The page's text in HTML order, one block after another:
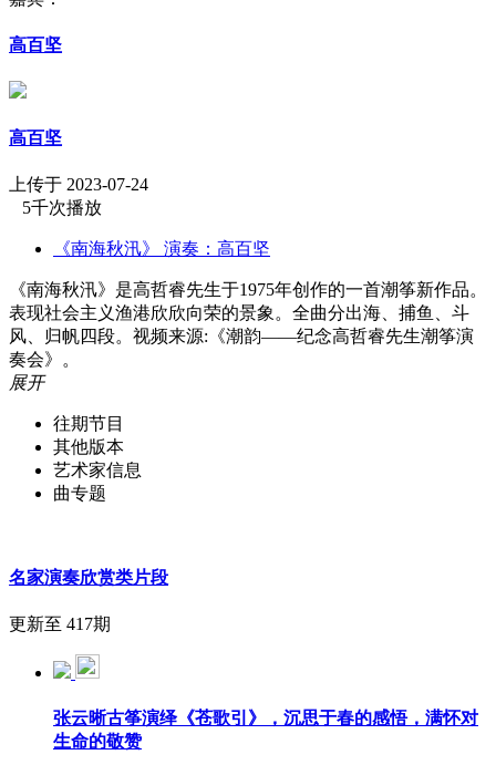
高百坚
高百坚
上传于 2023-07-24
5千次播放
《南海秋汛》 演奏：高百坚
《南海秋汛》是高哲睿先生于1975年创作的一首潮筝新作品。
表现社会主义渔港欣欣向荣的景象。全曲分出海、捕鱼、斗
风、归帆四段。视频来源:《潮韵——纪念高哲睿先生潮筝演
奏会》。
展开
往期节目
其他版本
艺术家信息
曲专题
名家演奏欣赏类片段
更新至 417期
张云晰古筝演绎《苍歌引》，沉思于春的感悟，满怀对
生命的敬赞